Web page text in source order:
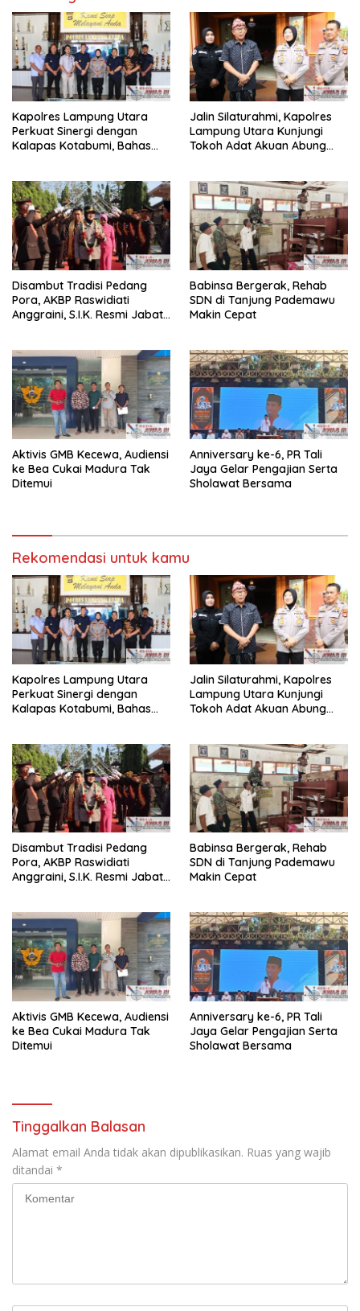
Kapolres Lampung Utara
Perkuat Sinergi dengan
Kalapas Kotabumi, Bahas
Jalin Silaturahmi, Kapolres
Lampung Utara Kunjungi
Tokoh Adat Akuan Abung
Disambut Tradisi Pedang
Pora, AKBP Raswidiati
Anggraini, S.I.K. Resmi Jabat
Babinsa Bergerak, Rehab
SDN di Tanjung Pademawu
Makin Cepat
Aktivis GMB Kecewa, Audiensi
ke Bea Cukai Madura Tak
Ditemui
Anniversary ke-6, PR Tali
Jaya Gelar Pengajian Serta
Sholawat Bersama
Rekomendasi untuk kamu
Kapolres Lampung Utara
Perkuat Sinergi dengan
Kalapas Kotabumi, Bahas
Jalin Silaturahmi, Kapolres
Lampung Utara Kunjungi
Tokoh Adat Akuan Abung
Disambut Tradisi Pedang
Pora, AKBP Raswidiati
Anggraini, S.I.K. Resmi Jabat
Babinsa Bergerak, Rehab
SDN di Tanjung Pademawu
Makin Cepat
Aktivis GMB Kecewa, Audiensi
ke Bea Cukai Madura Tak
Ditemui
Anniversary ke-6, PR Tali
Jaya Gelar Pengajian Serta
Sholawat Bersama
Tinggalkan Balasan
Alamat email Anda tidak akan dipublikasikan. Ruas yang wajib
ditandai *